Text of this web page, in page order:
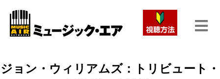
ジョン・ウィリアムズ：トリビュート・